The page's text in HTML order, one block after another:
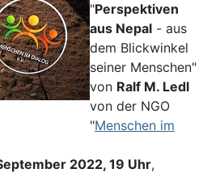
"Perspektiven
aus Nepal - aus
dem Blickwinkel
seiner Menschen"
von Ralf M. Ledl
von der NGO
"Menschen im
2022, 19 Uhr,